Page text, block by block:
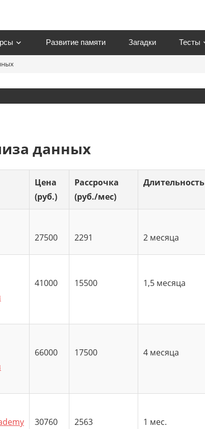
Развитие памяти Загадки Тесты
данных
Цена
(руб.)
Рассрочка
(руб./мес)
Длительность
27500 2291 2 месяца
41000 15500 1,5 месяца
66000 17500 4 месяца
30760 2563 1 мес.